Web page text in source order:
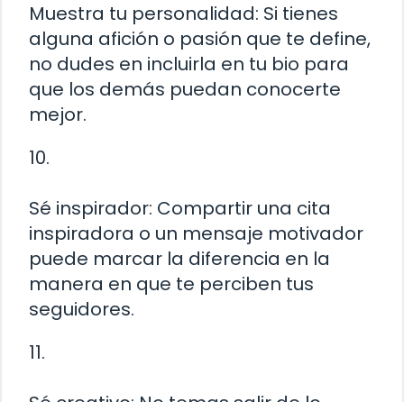
Muestra tu personalidad: Si tienes
alguna afición o pasión que te define,
no dudes en incluirla en tu bio para
que los demás puedan conocerte
mejor.
10.
Sé inspirador: Compartir una cita
inspiradora o un mensaje motivador
puede marcar la diferencia en la
manera en que te perciben tus
seguidores.
11.